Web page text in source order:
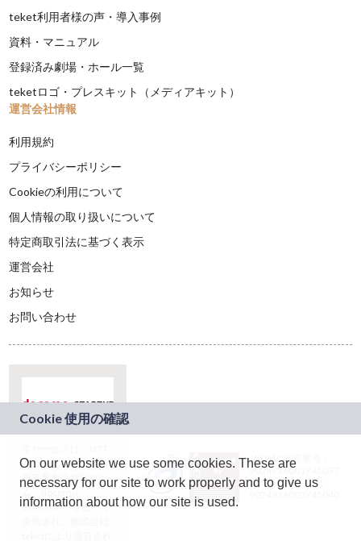
teket利用者様の声・導入事例
資料・マニュアル
登録済み劇場・ホール一覧
teketロゴ・プレスキット（メディアキット）
運営会社情報
利用規約
プライバシーポリシー
Cookieの利用について
個人情報の取り扱いについて
特定商取引法に基づく表示
運営会社
お知らせ
お問い合わせ
ドコモグループの新
規事業創出プログラ
ム「docomo
STARTUP」を通じて
JASRAC許諾番号：
9024936001Y45037
JASRAC許諾番号：
On our website we use some cookies. These are
necessary for our site to work properly and to give us
information about how our site is used.